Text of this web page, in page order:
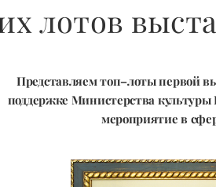
лотов
Представляем топ–лоты первой
поддержке Министерства
мероприятие в